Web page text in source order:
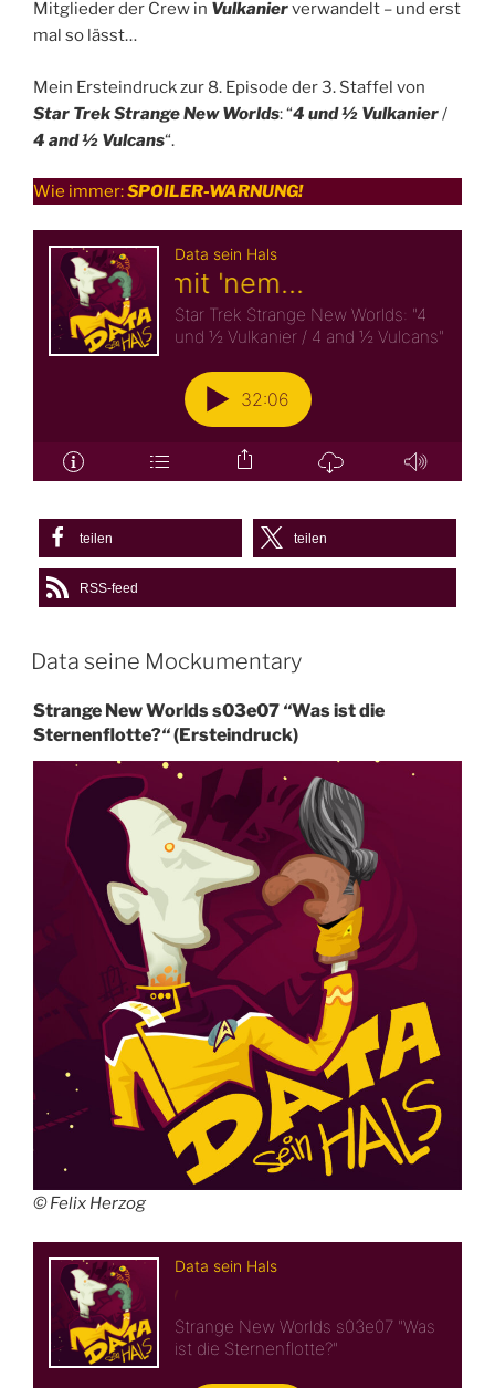
Mitglieder der Crew in Vulkanierverwandelt – und erst
mal so lässt…
Mein Ersteindruck zur 8. Episode der 3. Staffel von
Star Trek Strange New Worlds: “4 und ½ Vulkanier/
4 and ½ Vulcans“.
Wie immer:SPOILER-WARNUNG!
teilen teilen
RSS-feed
Data seine Mockumentary
Strange New Worlds s03e07 “Was ist die
Sternenflotte?“(Ersteindruck)
© Felix Herzog